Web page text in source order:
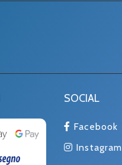
SOCIAL
Facebook
Instagram